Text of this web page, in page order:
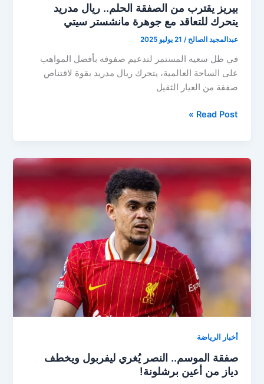
بيريز يقترب من الصفقة الحلم.. ريال مدريد
يتحرك للتعاقد مع جوهرة مانشستر سيتي
عبدالمجيد الصالح/ 21 يوليو 2025
في ظل سعيه المستمر لتدعيم صفوفه بأفضل المواهب
على الساحة العالمية، يتحرك ريال مدريد بقوة لاقتناص
صفقة من العيار الثقيل
بيريز
الصفقة
مدريد
يتحرك
مانشستر
Read Post »
أخبار الرياضة
صفقة الموسم.. النصر يُغري ليفربول ويخطف
دياز من أعين برشلونة!